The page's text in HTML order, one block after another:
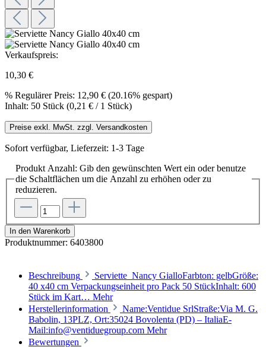
Verkaufspreis:
10,30 €
% Regulärer Preis: 12,90 € (20.16% gespart)
Inhalt: 50 Stück (0,21 € / 1 Stück)
Preise exkl. MwSt. zzgl. Versandkosten
Sofort verfügbar, Lieferzeit: 1-3 Tage
Produkt Anzahl: Gib den gewünschten Wert ein oder benutze
die Schaltflächen um die Anzahl zu erhöhen oder zu
reduzieren.
In den Warenkorb
Produktnummer: 6403800
Beschreibung
Serviette Nancy GialloFarbton: gelbGröße:
40 x40 cm Verpackungseinheit pro Pack 50 StückInhalt: 600
Stück im Kart… Mehr
Herstellerinformation
Name:Ventidue SrlStraße:Via M. G.
Babolin, 13PLZ, Ort:35024 Bovolenta (PD) – ItaliaE-
Mail:info@ventiduegroup.com Mehr
Bewertungen